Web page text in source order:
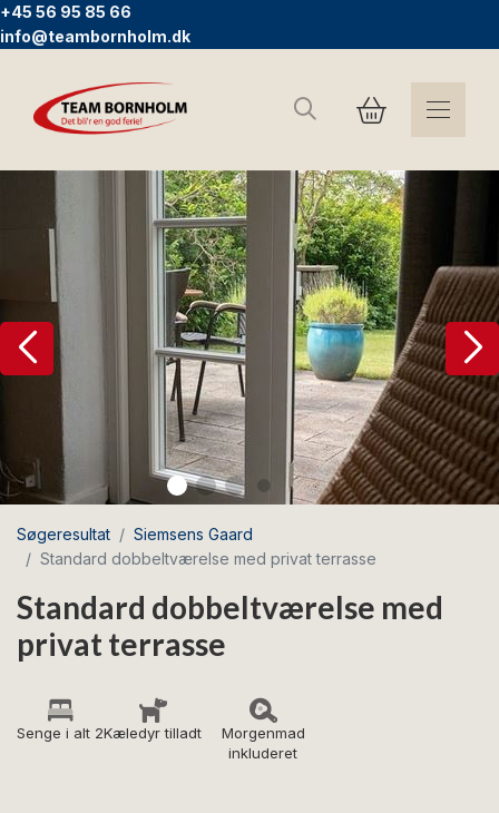
+45 56 95 85 66
info@teambornholm.dk
Søg
Søgeresultat
Siemsens Gaard
Standard dobbeltværelse med privat terrasse
Standard dobbeltværelse med
privat terrasse
Senge i alt 2Kæledyr tilladt
Morgenmad
inkluderet